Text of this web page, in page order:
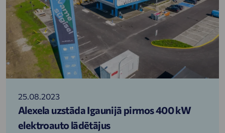
Motors ietvaros, kur elektromobiļu pircējiem
tika piedāvāti mājas elektroauto lādētāji. Taču
šīs sadarbības ietvaros tiks nodrošināta iespēja
publiskos elektroauto lādētājus izmantot arī
atjaunotajā Talleks kvartālā.
25.08.2023
Alexela uzstāda Igaunijā pirmos 400 kW
elektroauto lādētājus